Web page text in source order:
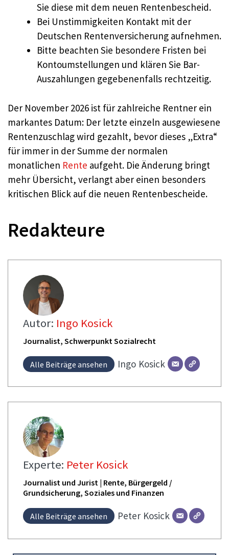
Sie diese mit dem neuen Rentenbescheid.
Bei Unstimmigkeiten Kontakt mit der
Deutschen Rentenversicherung aufnehmen.
Bitte beachten Sie besondere Fristen bei
Kontoumstellungen und klären Sie Bar-
Auszahlungen gegebenenfalls rechtzeitig.
Der November 2026 ist für zahlreiche Rentner ein
markantes Datum: Der letzte einzeln ausgewiesene
Rentenzuschlag wird gezahlt, bevor dieses „Extra“
für immer in der Summe der normalen
monatlichen Rente aufgeht. Die Änderung bringt
mehr Übersicht, verlangt aber einen besonders
kritischen Blick auf die neuen Rentenbescheide.
Redakteure
Autor: Ingo Kosick
Journalist, Schwerpunkt Sozialrecht
Alle Beiträge ansehen Ingo Kosick
Experte: Peter Kosick
Journalist und Jurist | Rente, Bürgergeld /
Grundsicherung, Soziales und Finanzen
Alle Beiträge ansehen Peter Kosick